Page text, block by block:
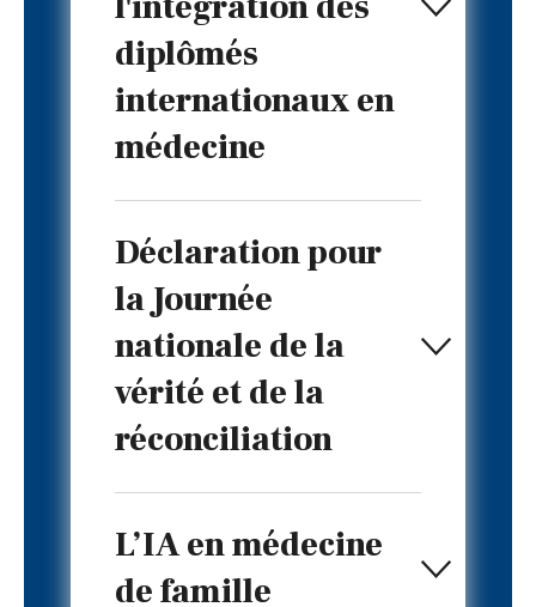
diplômés
internationaux en
médecine
Déclaration pour
la Journée
nationale de la
vérité et de la
réconciliation
L’IA en médecine
de famille